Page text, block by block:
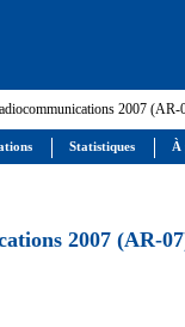
2007 (AR-
2007 (AR-
Statistiques À